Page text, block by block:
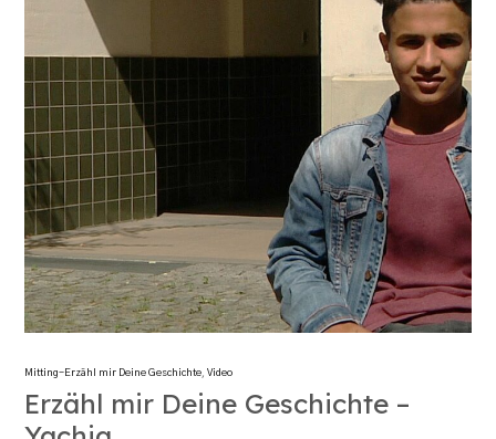
Mitting-Erzähl mir Deine Geschichte,Video
Erzähl mir Deine Geschichte –